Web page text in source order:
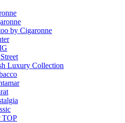
by Cigaronne
Luxury Collection
TOP